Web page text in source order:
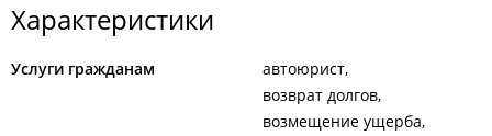
Характеристики
Услуги гражданам
автоюрист
возврат долгов
возмещение ущерба